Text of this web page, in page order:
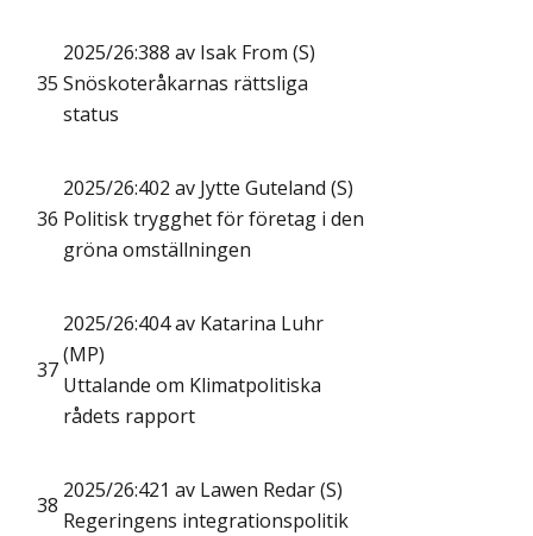
35
2025/26:388 av Isak From (S)
Snöskoteråkarnas rättsliga
status
36
2025/26:402 av Jytte Guteland (S)
Politisk trygghet för företag i den
gröna omställningen
37
2025/26:404 av Katarina Luhr
(MP)
Uttalande om Klimatpolitiska
rådets rapport
38
2025/26:421 av Lawen Redar (S)
Regeringens integrationspolitik